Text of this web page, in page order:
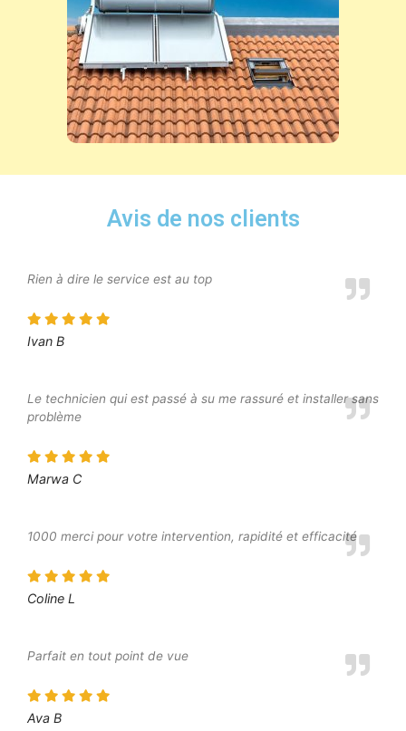
Avis de nos clients
Rien à dire le service est au top
Ivan B
Le technicien qui est passé à su me rassuré et installer sans
problème
Marwa C
1000 merci pour votre intervention, rapidité et efficacité
Coline L
Parfait en tout point de vue
Ava B